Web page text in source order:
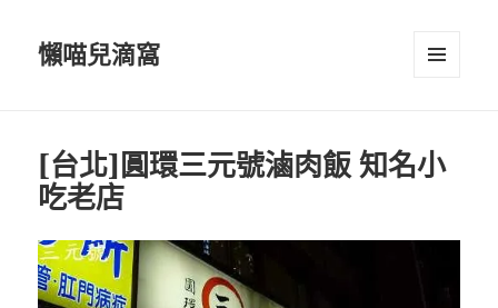
懶喵兒滴窩
[台北]圓環三元號滷肉飯 知名小
吃老店